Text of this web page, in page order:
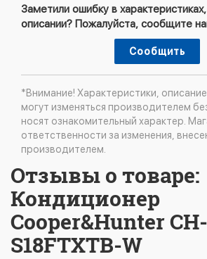
Заметили ошибку в
описании? Пожалуйста, сообщите
Сообщить
*Внимание! Характеристики,
могут изменяться производителем
носят ознакомительный характер.
ответственности за изменения,
производителем.
Отзывы о товаре:
Кондиционер
Cooper&Hunter CH-
S18FTXTB-W